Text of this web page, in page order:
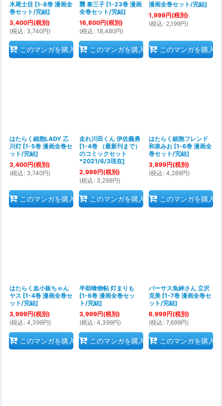
木尾士目 [1-8巻 漫画全
巻セット/完結]
3,400円(税別)
(税込 : 3,740円)
このマンガを購入
襲 泰三子 [1-23巻 漫画
全巻セット/完結]
16,800円(税別)
(税込 : 18,480円)
このマンガを購入
漫画全巻セット/完結]
1,999円(税別)
(税込 : 2,199円)
このマンガを購入
はたらく細胞LADY 乙
川灯 [1-5巻 漫画全巻セ
ット/完結]
3,400円(税別)
(税込 : 3,740円)
このマンガを購入
走れ川田くん 伊佐義勇
[1-4巻 （最新刊まで）
のコミックセット
*2021/6/3現在]
2,999円(税別)
(税込 : 3,299円)
このマンガを購入
はたらく細胞フレンド
和泉みお [1-6巻 漫画全
巻セット/完結]
3,899円(税別)
(税込 : 4,289円)
このマンガを購入
はたらく血小板ちゃん
ヤス [1-4巻 漫画全巻セ
ット/完結]
3,999円(税別)
(税込 : 4,399円)
このマンガを購入
半助喰物帖 灯まりも
[1-6巻 漫画全巻セッ
ト/完結]
3,999円(税別)
(税込 : 4,399円)
このマンガを購入
バーサス魚紳さん 立沢
克美 [1-7巻 漫画全巻セ
ット/完結]
6,999円(税別)
(税込 : 7,699円)
このマンガを購入